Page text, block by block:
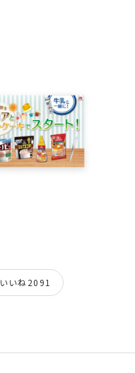
いいね 2091